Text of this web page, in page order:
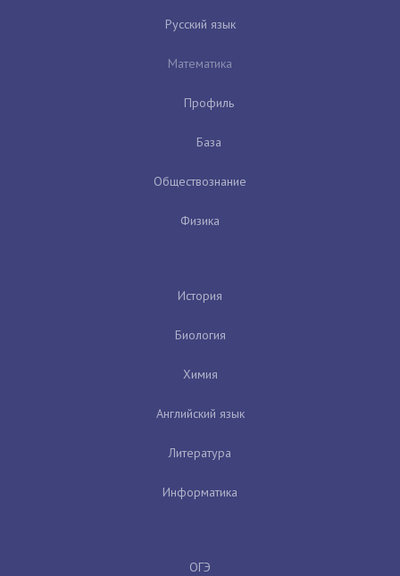
Русский язык
Математика
Профиль
База
Обществознание
Физика
История
Биология
Химия
Английский язык
Литература
Информатика
ОГЭ